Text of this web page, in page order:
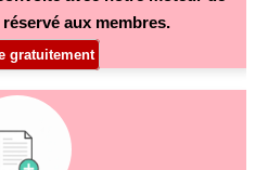
aux membres.
gratuitement